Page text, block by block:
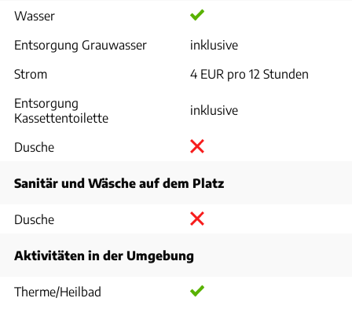
Wasser
Entsorgung Grauwasser
inklusive
Strom
4 EUR pro 12 Stunden
Entsorgung
Kassettentoilette
inklusive
Dusche
Sanitär und Wäsche auf dem Platz
Dusche
Aktivitäten in der Umgebung
Therme/Heilbad